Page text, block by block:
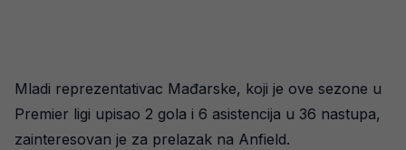
Mladi reprezentativac Mađarske, koji je ove sezone u
Premier ligi upisao 2 gola i 6 asistencija u 36 nastupa,
zainteresovan je za prelazak na Anfield.